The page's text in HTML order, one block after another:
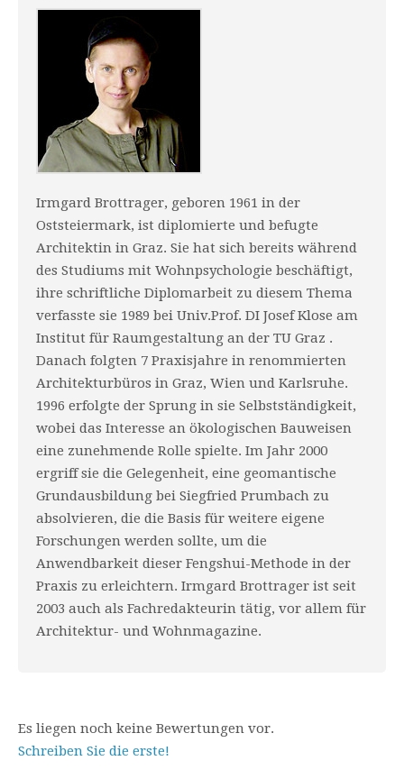
Irmgard Brottrager, geboren 1961 in der
Oststeiermark, ist diplomierte und befugte
Architektin in Graz. Sie hat sich bereits während
des Studiums mit Wohnpsychologie beschäftigt,
ihre schriftliche Diplomarbeit zu diesem Thema
verfasste sie 1989 bei Univ.Prof. DI Josef Klose am
Institut für Raumgestaltung an der TU Graz .
Danach folgten 7 Praxisjahre in renommierten
Architekturbüros in Graz, Wien und Karlsruhe.
1996 erfolgte der Sprung in sie Selbstständigkeit,
wobei das Interesse an ökologischen Bauweisen
eine zunehmende Rolle spielte. Im Jahr 2000
ergriff sie die Gelegenheit, eine geomantische
Grundausbildung bei Siegfried Prumbach zu
absolvieren, die die Basis für weitere eigene
Forschungen werden sollte, um die
Anwendbarkeit dieser Fengshui-Methode in der
Praxis zu erleichtern. Irmgard Brottrager ist seit
2003 auch als Fachredakteurin tätig, vor allem für
Architektur- und Wohnmagazine.
Es liegen noch keine Bewertungen vor.
Schreiben Sie die erste!